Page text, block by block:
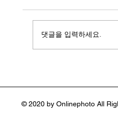
사진하면 돈이 많
댓글을 입력하세요.
© 2020 by Onlinephoto All